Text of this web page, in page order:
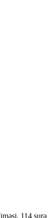
114 surə